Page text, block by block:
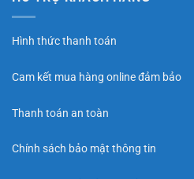
Hình thức thanh toán
Cam kết mua hàng online đảm bảo
Thanh toán an toàn
Chính sách bảo mật thông tin